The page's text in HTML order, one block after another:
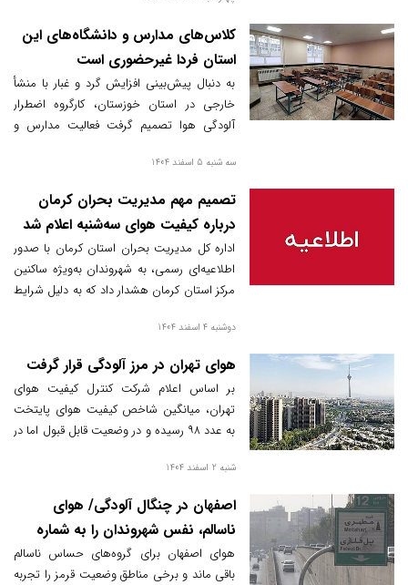
کلاس‌های مدارس و دانشگاه‌های این
استان فردا غیرحضوری است
به دنبال پیش‌بینی افزایش گرد و غبار با منشأ
خارجی در استان خوزستان، کارگروه اضطرار
آلودگی هوا تصمیم گرفت فعالیت مدارس و
حمیدیه، هویزه و دشت آزادگان در روز چهارشنبه
شود. این تصمیم به منظور حفاظت از سلامت
دانش‌آموزان و دانشجویان و همچنین تسهیل
پاکسازی فضاهای آموزشی اتخاذ شد.
سه شنبه 5 اسفند 1404
تصمیم مهم مدیریت بحران کرمان
درباره کیفیت هوای سه‌شنبه اعلام شد
اداره کل مدیریت بحران استان کرمان با صدور
اطلاعیه‌ای رسمی، به شهروندان به‌ویژه ساکنین
مرکز استان کرمان هشدار داد که به دلیل شرایط
سه‌شنبه، لازم است پیش از خروج از منزل،
آخرین اخبار موثق را از رسانه‌های رسمی پیگیری
کنند.
دوشنبه 4 اسفند 1404
هوای تهران در مرز آلودگی قرار گرفت
بر اساس اعلام شرکت کنترل کیفیت هوای
تهران، میانگین شاخص کیفیت هوای پایتخت
به عدد ۹۸ رسیده و در وضعیت قابل قبول اما در
شنبه 2 اسفند 1404
اصفهان در چنگال آلودگی/ هوای
ناسالم، نفس شهروندان را به شماره
انداخت
هوای اصفهان برای گروه‌های حساس ناسالم
باقی ماند و برخی مناطق وضعیت قرمز را تجربه